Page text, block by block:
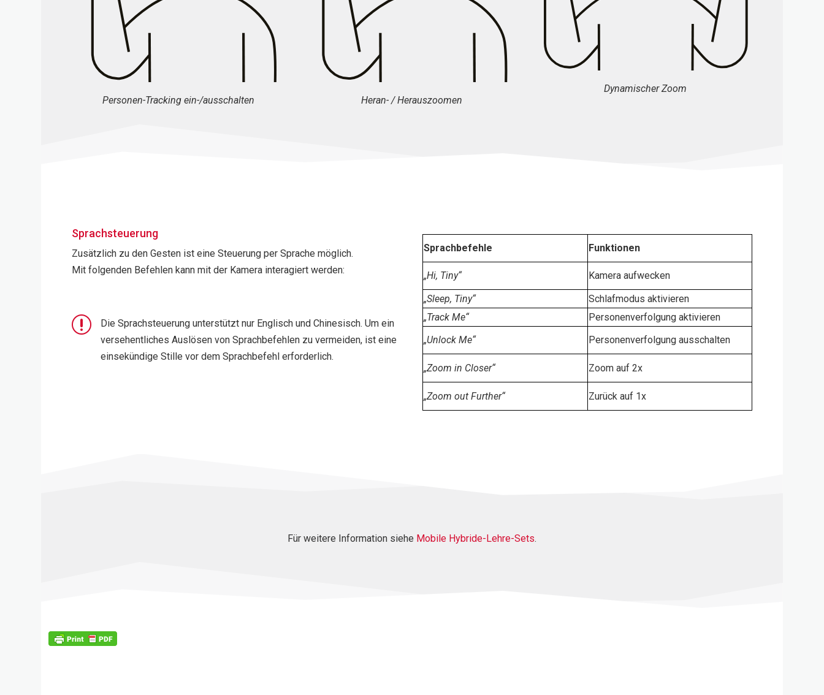
Personen-Tracking ein-/ausschalten Heran- / Herauszoomen
Dynamischer Zoom
Sprachsteuerung
Zusätzlich zu den Gesten ist eine Steuerung per Sprache möglich.
Mit folgenden Befehlen kann mit der Kamera interagiert werden:
r
Die Sprachsteuerung unterstützt nur Englisch und Chinesisch. Um ein
versehentliches Auslösen von Sprachbefehlen zu vermeiden, ist eine
einsekündige Stille vor dem Sprachbefehl erforderlich.
Sprachbefehle Funktionen
„Hi, Tiny“
Kamera aufwecken
„Sleep, Tiny“
Schlafmodus aktivieren
„Track Me“
Personenverfolgung aktivieren
„Unlock Me“
Personenverfolgung ausschalten
„Zoom in Closer“ Zoom auf 2x
„Zoom out Further“ Zurück auf 1x
Für weitere Information siehe Mobile Hybride-Lehre-Sets.